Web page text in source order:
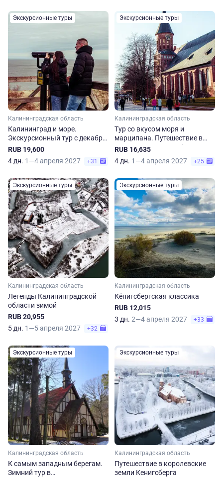
Экскурсионные туры
Калининградская область
Калининград и море.
Экскурсионный тур с декабря
по апрель
RUB 19,600
4 дн. 1—4 апреля 2027 +31
Экскурсионные туры
Калининградская область
Тур со вкусом моря и
марципана. Путешествие в
Калининградскую область
RUB 16,635
4 дн. 1—4 апреля 2027 +25
Экскурсионные туры
Калининградская область
Легенды Калининградской
области зимой
RUB 20,955
5 дн. 1—5 апреля 2027 +32
Экскурсионные туры
Калининградская область
Кёнигсбергская классика
RUB 12,015
3 дн. 2—4 апреля 2027 +33
Экскурсионные туры
Калининградская область
К самым западным берегам.
Зимний тур в
Экскурсионные туры
Калининградская область
Путешествие в королевские
земли Кенигсберга